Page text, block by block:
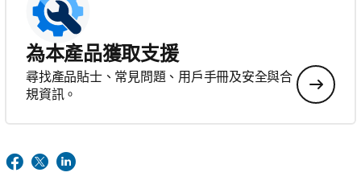
為本產品獲取支援
尋找產品貼士、常見問題、用戶手冊及安全與合
規資訊。